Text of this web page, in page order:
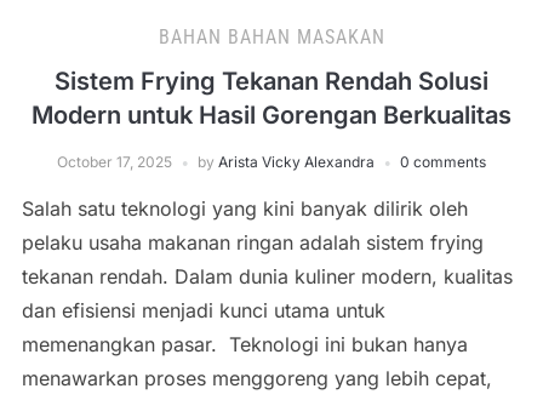
BAHAN BAHAN MASAKAN
Sistem Frying Tekanan Rendah Solusi
Modern untuk Hasil Gorengan Berkualitas
October 17, 2025 by Arista Vicky Alexandra 0 comments
Salah satu teknologi yang kini banyak dilirik oleh
pelaku usaha makanan ringan adalah sistem frying
tekanan rendah. Dalam dunia kuliner modern, kualitas
dan efisiensi menjadi kunci utama untuk
memenangkan pasar. Teknologi ini bukan hanya
menawarkan proses menggoreng yang lebih cepat,